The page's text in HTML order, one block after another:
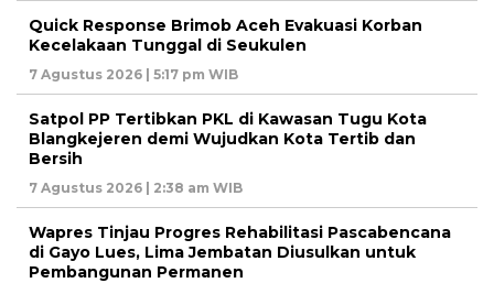
Quick Response Brimob Aceh Evakuasi Korban
Kecelakaan Tunggal di Seukulen
7 Agustus 2026 | 5:17 pm WIB
Satpol PP Tertibkan PKL di Kawasan Tugu Kota
Blangkejeren demi Wujudkan Kota Tertib dan
Bersih
7 Agustus 2026 | 2:38 am WIB
Wapres Tinjau Progres Rehabilitasi Pascabencana
di Gayo Lues, Lima Jembatan Diusulkan untuk
Pembangunan Permanen